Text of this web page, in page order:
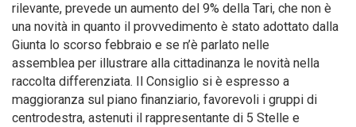
rilevante, prevede un aumento del 9% della Tari, che non è
una novità in quanto il provvedimento è stato adottato dalla
Giunta lo scorso febbraio e se n’è parlato nelle
assemblea per illustrare alla cittadinanza le novità nella
raccolta differenziata. Il Consiglio si è espresso a
maggioranza sul piano finanziario, favorevoli i gruppi di
centrodestra, astenuti il rappresentante di 5 Stelle e